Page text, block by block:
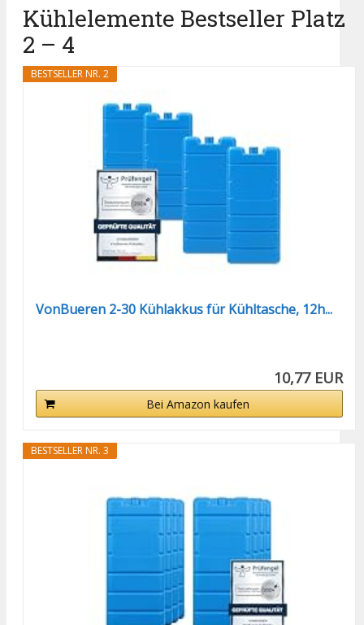
Kühlelemente Bestseller Platz
2 – 4
BESTSELLER NR. 2
VonBueren 2-30 Kühlakkus für Kühltasche, 12h...
10,77 EUR
Bei Amazon kaufen
BESTSELLER NR. 3